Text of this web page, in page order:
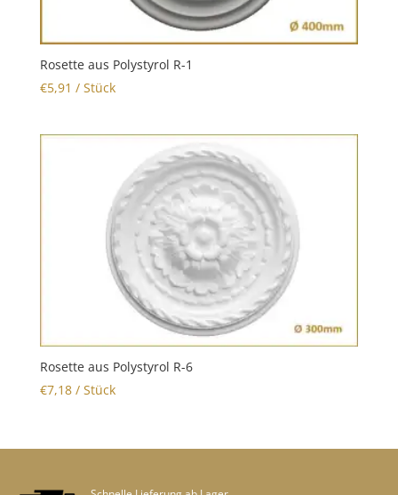
Rosette aus Polystyrol R-1
€5,91 / Stück
Rosette aus Polystyrol R-6
€7,18/ Stück